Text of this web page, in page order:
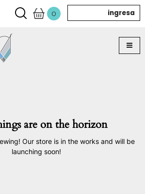
0 ingresa
are on the horizon
Our store is in the works and will be
launching soon!